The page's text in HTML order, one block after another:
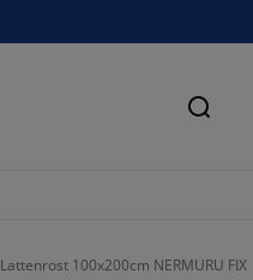
Suchen
Lattenrost 100x200cm NERMURU FIX